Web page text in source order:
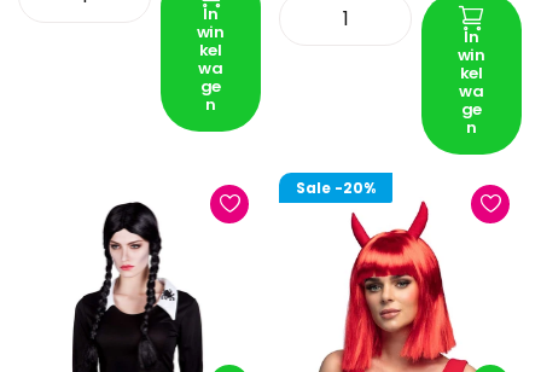
In
win
kel
wa
ge
n
In
win
kel
wa
ge
n
Sale -20%